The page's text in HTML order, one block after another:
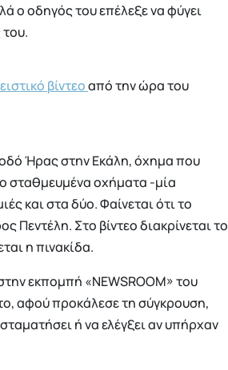
ο οδηγός του επέλεξε να φύγει
του.
βίντεοαπό την ώρα του
οδό Ήρας στην Εκάλη, όχημα που
σταθμευμένα οχήματα -μία
και στα δύο. Φαίνεται ότι το
Πεντέλη. Στο βίντεο διακρίνεται το
η πινακίδα.
εκπομπή «NEWSROOM» του
αφού προκάλεσε τη σύγκρουση,
ή να ελέγξει αν υπήρχαν